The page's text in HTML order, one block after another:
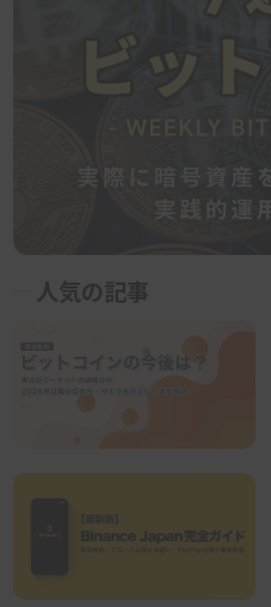
人気の記事